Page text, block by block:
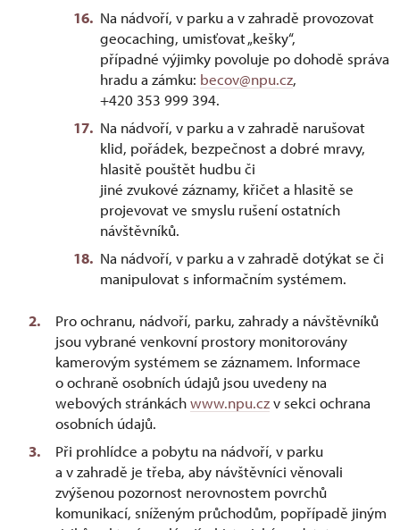
Na nádvoří, v parku a v zahradě provozovat
geocaching, umisťovat „kešky“,
případné výjimky povoluje po dohodě správa
hradu a zámku: becov@npu.cz,
+420 353 999 394.
Na nádvoří, v parku a v zahradě narušovat
klid, pořádek, bezpečnost a dobré mravy,
hlasitě pouštět hudbu či
jiné zvukové záznamy, křičet a hlasitě se
projevovat ve smyslu rušení ostatních
návštěvníků.
Na nádvoří, v parku a v zahradě dotýkat se či
manipulovat s informačním systémem.
Pro ochranu, nádvoří, parku, zahrady a návštěvníků
jsou vybrané venkovní prostory monitorovány
kamerovým systémem se záznamem. Informace
o ochraně osobních údajů jsou uvedeny na
webových stránkáchwww.npu.czv sekci ochrana
osobních údajů.
Při prohlídce a pobytu na nádvoří, v parku
a v zahradě je třeba, aby návštěvníci věnovali
zvýšenou pozornost nerovnostem povrchů
komunikací, sníženým průchodům, popřípadě jiným